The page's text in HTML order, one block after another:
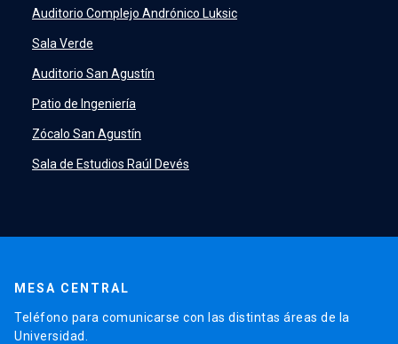
ERPlaunch
Auditorio Complejo Andrónico Luksic
Sala Verde
Auditorio San Agustín
Patio de Ingeniería
Zócalo San Agustín
Sala de Estudios Raúl Devés
MESA CENTRAL
Teléfono para comunicarse con las distintas áreas de la
Universidad.